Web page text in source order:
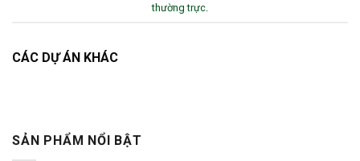
SẢN PHẨM NỔI BẬT
thường trực
CÁC DỰ ÁN KHÁC